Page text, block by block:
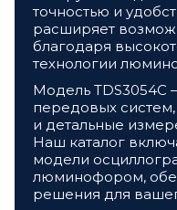
точностью и
расширяет
благодаря
технологии
Модель TDS3054C
передовых
и детальные
Наш каталог
модели
люминофором,
решения для